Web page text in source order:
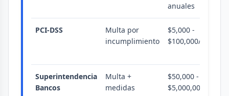
anuales
PCI-DSS
Multa por
incumplimiento
$5,000 -
$100,000/mes
Superintendencia
Bancos
Multa +
medidas
$50,000 -
$5,000,000